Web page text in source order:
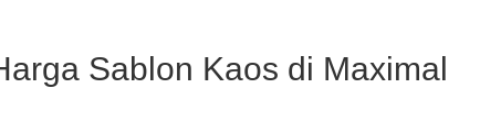
Sablon Kaos di Maximal